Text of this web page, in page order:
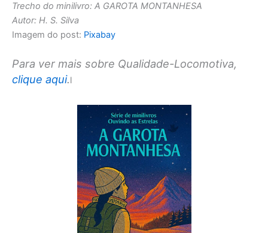
Trecho do minilivro: A GAROTA MONTANHESA
Autor: H. S. Silva
Imagem do post: Pixabay
Para ver mais sobre Qualidade-Locomotiva,
clique aqui.l